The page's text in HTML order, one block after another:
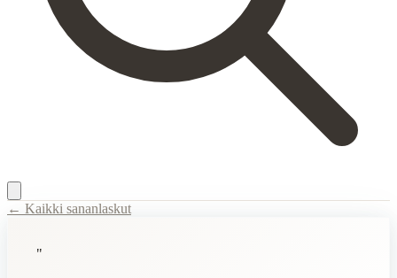
← Kaikki sananlaskut
"